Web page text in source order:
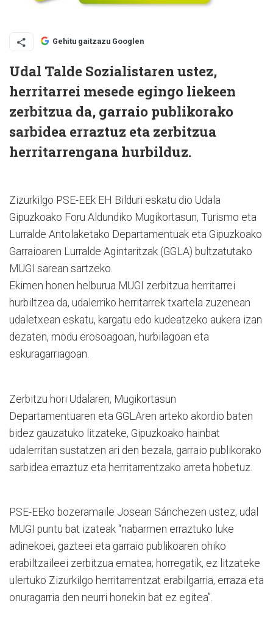
Gehitu gaitzazu Googlen
Udal Talde Sozialistaren ustez,
herritarrei mesede egingo liekeen
zerbitzua da, garraio publikorako
sarbidea erraztuz eta zerbitzua
herritarrengana hurbilduz.
Zizurkilgo PSE-EEk EH Bilduri eskatu dio Udala
Gipuzkoako Foru Aldundiko Mugikortasun, Turismo eta
Lurralde Antolaketako Departamentuak eta Gipuzkoako
Garraioaren Lurralde Agintaritzak (GGLA) bultzatutako
MUGI sarean sartzeko.
Ekimen honen helburua MUGI zerbitzua herritarrei
hurbiltzea da, udalerriko herritarrek txartela zuzenean
udaletxean eskatu, kargatu edo kudeatzeko aukera izan
dezaten, modu erosoagoan, hurbilagoan eta
eskuragarriagoan.
Zerbitzu hori Udalaren, Mugikortasun
Departamentuaren eta GGLAren arteko akordio baten
bidez gauzatuko litzateke, Gipuzkoako hainbat
udalerritan sustatzen ari den bezala, garraio publikorako
sarbidea erraztuz eta herritarrentzako arreta hobetuz.
PSE-EEko bozeramaile Josean Sánchezen ustez, udal
MUGI puntu bat izateak “nabarmen erraztuko luke
adinekoei, gazteei eta garraio publikoaren ohiko
erabiltzaileei zerbitzua ematea; horregatik, ez litzateke
ulertuko Zizurkilgo herritarrentzat erabilgarria, erraza eta
onuragarria den neurri honekin bat ez egitea”.